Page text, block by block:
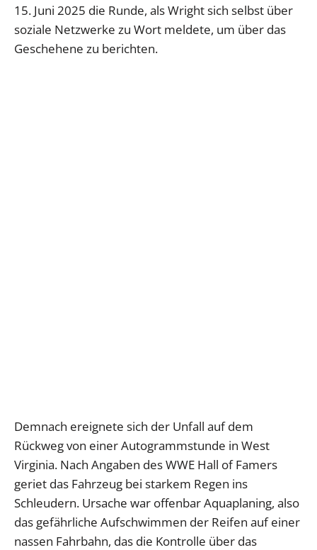
15. Juni 2025 die Runde, als Wright sich selbst über
soziale Netzwerke zu Wort meldete, um über das
Geschehene zu berichten.
Demnach ereignete sich der Unfall auf dem
Rückweg von einer Autogrammstunde in West
Virginia. Nach Angaben des WWE Hall of Famers
geriet das Fahrzeug bei starkem Regen ins
Schleudern. Ursache war offenbar Aquaplaning, also
das gefährliche Aufschwimmen der Reifen auf einer
nassen Fahrbahn, das die Kontrolle über das